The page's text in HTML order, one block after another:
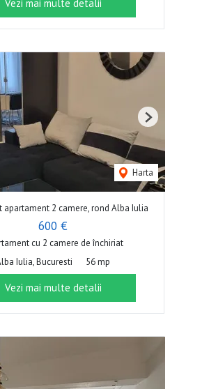
Vezi mai multe detalii
Harta
Next
apartament 2 camere, rond Alba Iulia
600 €
cu 2 camere de închiriat
Iulia, Bucuresti
56 mp
Vezi mai multe detalii